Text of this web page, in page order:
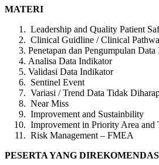
MATERI
Leadership and Quality Patient
Clinical Guidline / Clinical
Penetapan dan Pengumpulan
Analisa Data Indikator
Validasi Data Indikator
Sentinel Event
Variasi / Trend Data Tidak
Near Miss
Improvement and Sustainbility
Improvement in Priority Area and
Risk Management – FMEA
PESERTA YANG